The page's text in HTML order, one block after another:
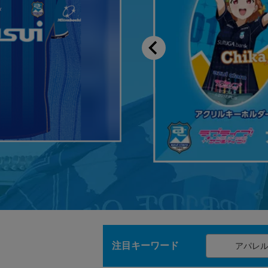
注目キーワード アパレ